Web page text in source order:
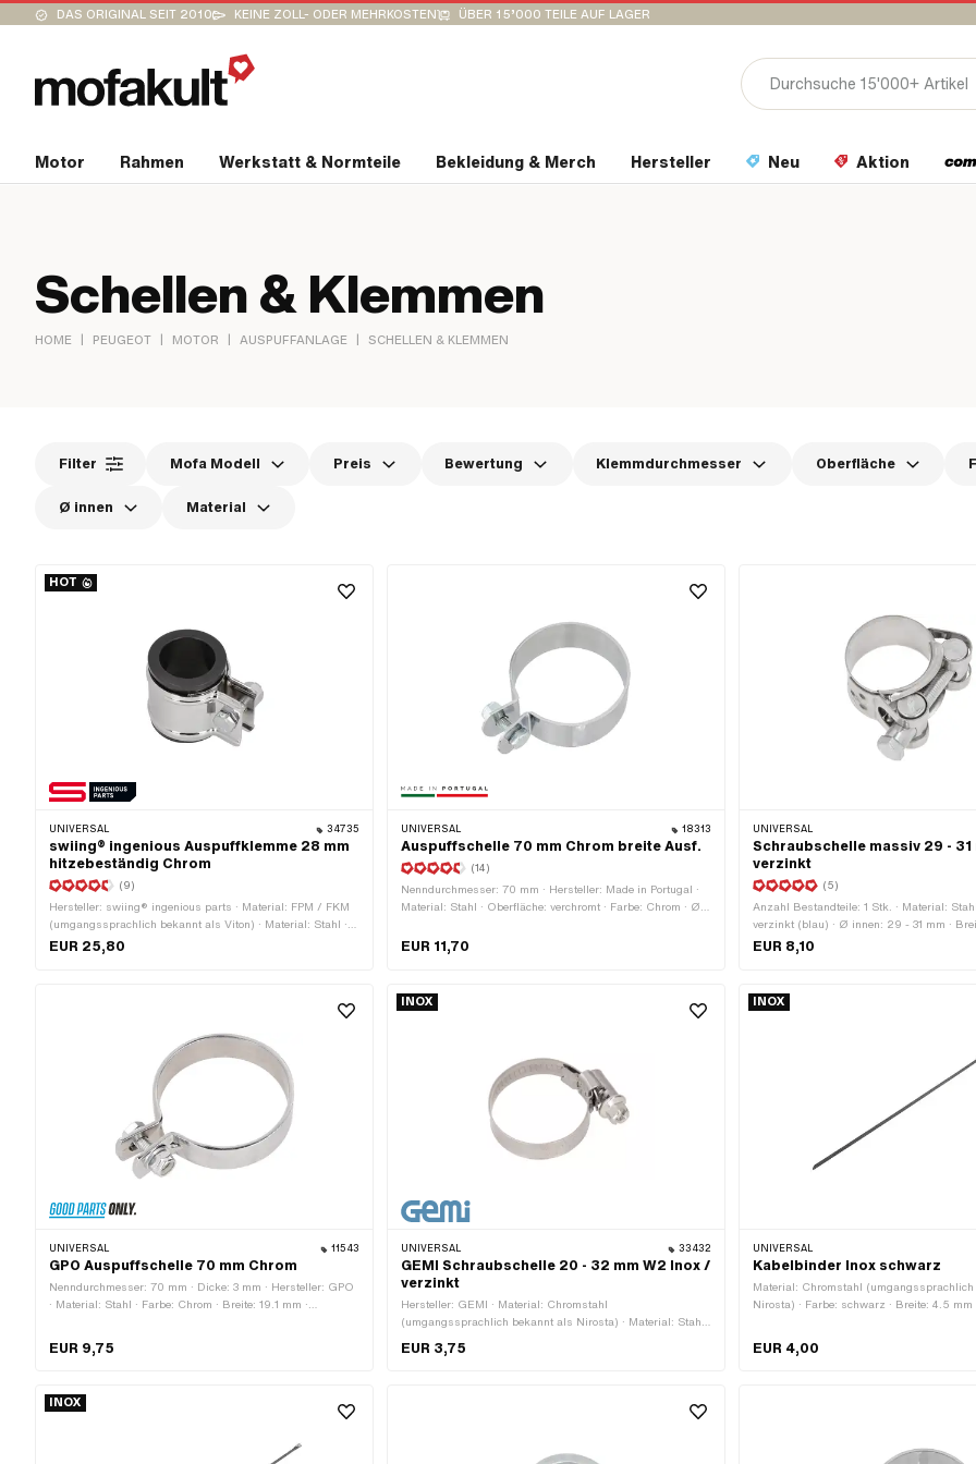
DAS ORIGINAL SEIT 2010 KEINE ZOLL- ODER MEHRKOSTEN ÜBER 15’000 TEILE AUF LAGER
Motor Rahmen Werkstatt & Normteile Bekleidung & Merch Hersteller Neu Aktion
Schellen & Klemmen
HOME | PEUGEOT | MOTOR | AUSPUFFANLAGE | SCHELLEN & KLEMMEN
Filter Mofa Modell Preis Bewertung Klemmdurchmesser Oberfläche
Ø innen Material
HOT
UNIVERSAL 34735
swiing® ingenious Auspuffklemme 28 mm
hitzebeständig Chrom
(9)
Hersteller: swiing® ingenious parts · Material: FPM / FKM
(umgangssprachlich bekannt als Viton) · Material: Stahl ·
Oberfläche: verchromt · Ø innen: 25 - 28 mm · Farbe:
EUR 25,80
UNIVERSAL 18313
Auspuffschelle 70 mm Chrom breite Ausf.
(14)
Nenndurchmesser: 70 mm · Hersteller: Made in Portugal ·
Material: Stahl · Oberfläche: verchromt · Farbe: Chrom · Ø
Klemmdurchmesser: 67 - 71 mm · Breite: 28 mm · Anzahl
EUR 11,70
UNIVERSAL
Schraubschelle massiv 29 - 31
verzinkt
(5)
Anzahl Bestandteile: 1 Stk. · Material:
verzinkt (blau) · Ø innen: 29 - 31 mm ·
EUR 8,10
UNIVERSAL 11543
GPO Auspuffschelle 70 mm Chrom
Nenndurchmesser: 70 mm · Dicke: 3 mm · Hersteller: GPO
· Material: Stahl · Farbe: Chrom · Breite: 19.1 mm ·
1 Stk.
EUR 9,75
INOX
UNIVERSAL 33432
GEMI Schraubschelle 20 - 32 mm W2 Inox /
verzinkt
Hersteller: GEMI · Material: Chromstahl
(umgangssprachlich bekannt als Nirosta) · Material: Stahl
(blau) · Pony OEM-Nr.: A3346
EUR 3,75
INOX
UNIVERSAL
Kabelbinder Inox schwarz
Material: Chromstahl
Nirosta) · Farbe: schwarz · Breite: 4.5 mm
EUR 4,00
INOX